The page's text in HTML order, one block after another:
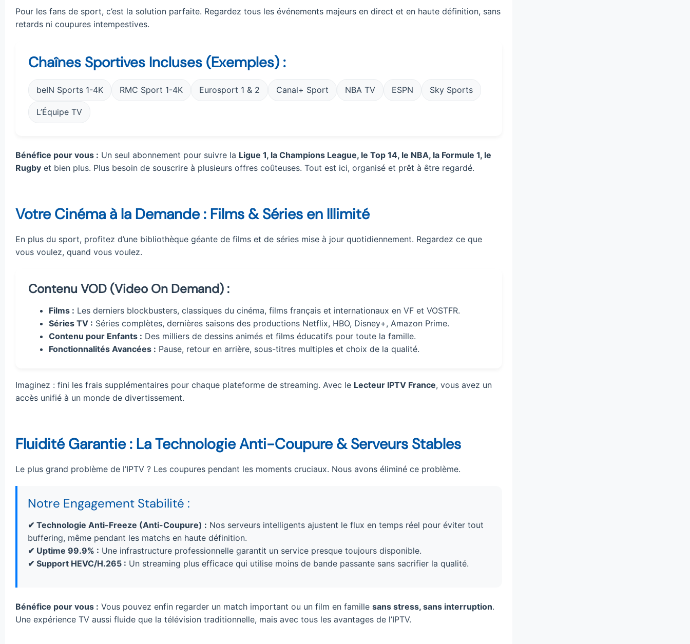
Pour les fans de sport, c’est la solution parfaite. Regardez tous les événements majeurs en direct et en haute définition, sans
retards ni coupures intempestives.
Chaînes Sportives Incluses (Exemples) :
beIN Sports 1-4K RMC Sport 1-4K Eurosport 1 & 2 Canal+ Sport NBA TV ESPN Sky Sports
L’Équipe TV
Bénéfice pour vous : Un seul abonnement pour suivre la Ligue 1, la Champions League, le Top 14, le NBA, la Formule 1, le
Rugby et bien plus. Plus besoin de souscrire à plusieurs offres coûteuses. Tout est ici, organisé et prêt à être regardé.
Votre Cinéma à la Demande : Films & Séries en Illimité
En plus du sport, profitez d’une bibliothèque géante de films et de séries mise à jour quotidiennement. Regardez ce que
vous voulez, quand vous voulez.
Contenu VOD (Video On Demand) :
Films : Les derniers blockbusters, classiques du cinéma, films français et internationaux en VF et VOSTFR.
Séries TV : Séries complètes, dernières saisons des productions Netflix, HBO, Disney+, Amazon Prime.
Contenu pour Enfants : Des milliers de dessins animés et films éducatifs pour toute la famille.
Fonctionnalités Avancées : Pause, retour en arrière, sous-titres multiples et choix de la qualité.
Imaginez : fini les frais supplémentaires pour chaque plateforme de streaming. Avec le Lecteur IPTV France, vous avez un
accès unifié à un monde de divertissement.
Fluidité Garantie : La Technologie Anti-Coupure & Serveurs Stables
Le plus grand problème de l’IPTV ? Les coupures pendant les moments cruciaux. Nous avons éliminé ce problème.
Notre Engagement Stabilité :
✔ Technologie Anti-Freeze (Anti-Coupure) : Nos serveurs intelligents ajustent le flux en temps réel pour éviter tout
buffering, même pendant les matchs en haute définition.
✔ Uptime 99.9% : Une infrastructure professionnelle garantit un service presque toujours disponible.
✔ Support HEVC/H.265 : Un streaming plus efficace qui utilise moins de bande passante sans sacrifier la qualité.
Bénéfice pour vous : Vous pouvez enfin regarder un match important ou un film en famille sans stress, sans interruption.
Une expérience TV aussi fluide que la télévision traditionnelle, mais avec tous les avantages de l’IPTV.